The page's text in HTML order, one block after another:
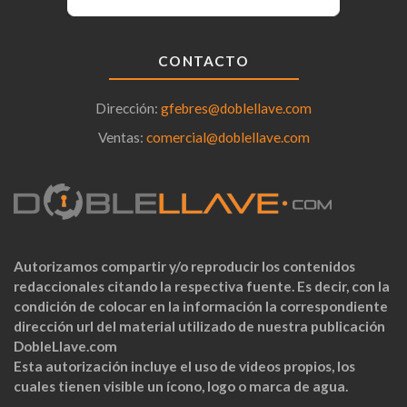
CONTACTO
Dirección: gfebres@doblellave.com
Ventas: comercial@doblellave.com
Autorizamos compartir y/o reproducir los contenidos
redaccionales citando la respectiva fuente. Es decir, con la
condición de colocar en la información la correspondiente
dirección url del material utilizado de nuestra publicación
DobleLlave.com
Esta autorización incluye el uso de videos propios, los
cuales tienen visible un ícono, logo o marca de agua.